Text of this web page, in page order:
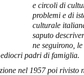
e circoli di
problemi e di
culturale
saputo
ne seguirono,
padri di famiglia.
nel 1957 poi rivisto